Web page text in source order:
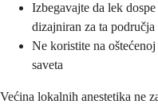
Izbegavajte da lek
dizajniran za ta područja
Ne koristite na
saveta
Većina lokalnih anestetika ne